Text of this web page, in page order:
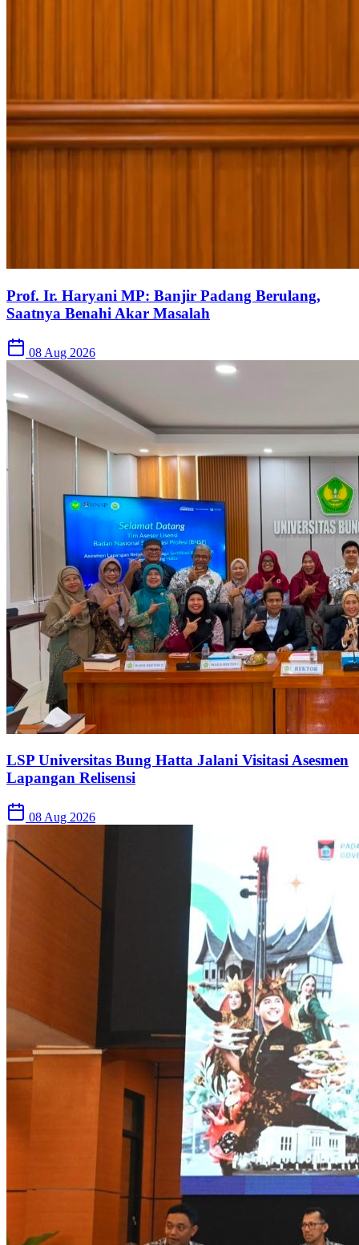
Prof. Ir. Haryani MP: Banjir Padang Berulang,
Saatnya Benahi Akar Masalah
08 Aug 2026
LSP Universitas Bung Hatta Jalani Visitasi Asesmen
Lapangan Relisensi
08 Aug 2026